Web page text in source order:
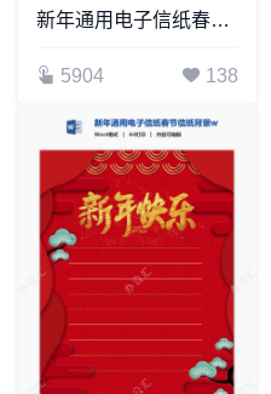
新年通用电子信纸春节信纸背景word模板(9)
5904 138